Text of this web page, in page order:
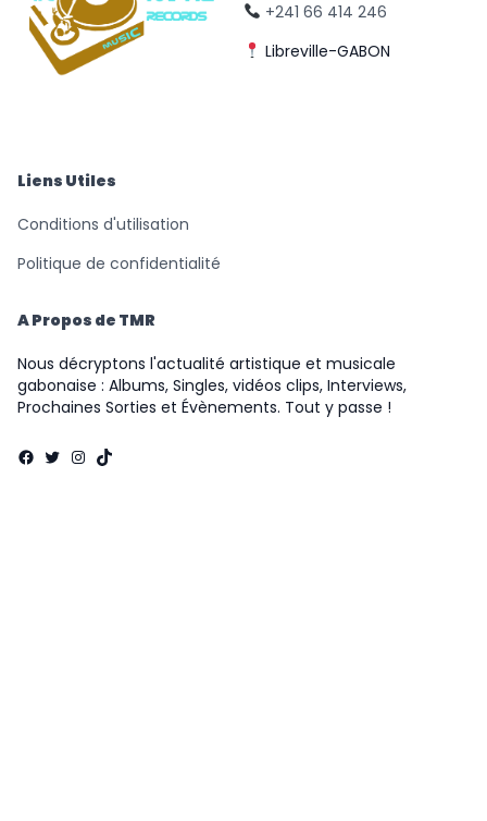
+241 66 414 246
Libreville-GABON
Liens Utiles
Conditions d'utilisation
Politique de confidentialité
A Propos de TMR
Nous décryptons l'actualité artistique et musicale
gabonaise : Albums, Singles, vidéos clips, Interviews,
Prochaines Sorties et Évènements. Tout y passe !
Facebook
Twitter
Instagram
TikTok